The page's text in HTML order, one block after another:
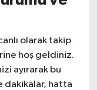
olarak takip
hoş geldiniz.
ayırarak bu
dakikalar, hatta